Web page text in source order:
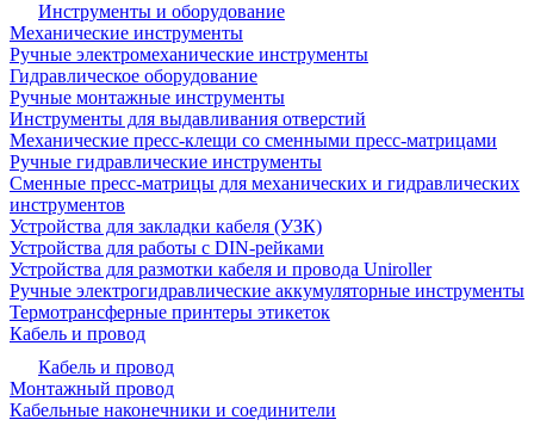
Инструменты и оборудование
Механические инструменты
Ручные электромеханические инструменты
Гидравлическое оборудование
Ручные монтажные инструменты
Инструменты для выдавливания отверстий
Механические пресс-клещи со сменными пресс-матрицами
Ручные гидравлические инструменты
Сменные пресс-матрицы для механических и гидравлических
инструментов
Устройства для закладки кабеля (УЗК)
Устройства для работы с DIN-рейками
Устройства для размотки кабеля и провода Uniroller
Ручные электрогидравлические аккумуляторные инструменты
Термотрансферные принтеры этикеток
Кабель и провод
Кабель и провод
Монтажный провод
Кабельные наконечники и соединители